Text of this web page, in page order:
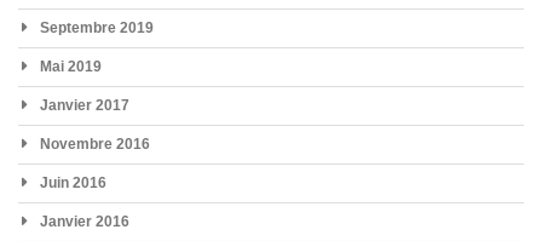
Septembre 2019
Mai 2019
Janvier 2017
Novembre 2016
Juin 2016
Janvier 2016